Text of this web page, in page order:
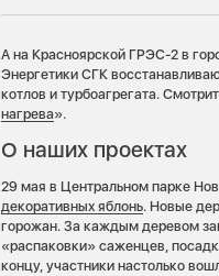
А на Красноярской ГРЭС-2 в
Энергетики СГК
котлов и турбоагрегата.
нагрева».
О наших проектах
29 мая в Центральном парке
декоративных яблонь. Новые
горожан. За каждым деревом
«распаковки» саженцев,
концу, участники настолько